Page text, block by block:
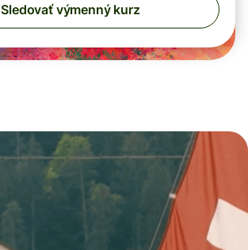
Sledovať výmenný kurz